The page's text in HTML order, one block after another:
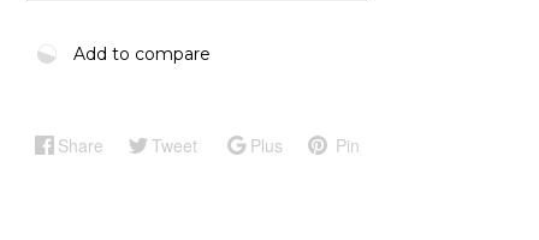
Add to compare
Share Tweet Plus Pin